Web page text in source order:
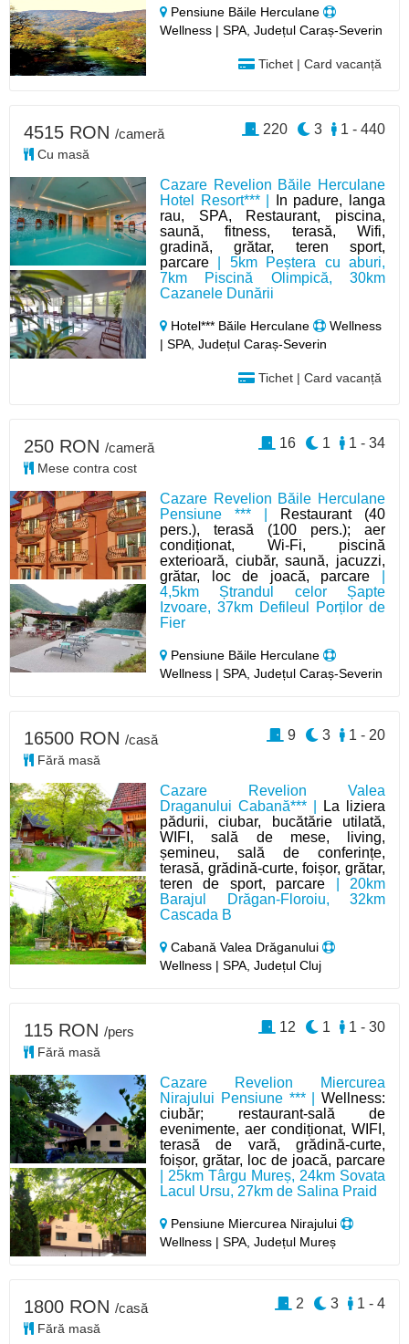
Pensiune Băile Herculane
Wellness | SPA, Județul Caraș-Severin
Tichet | Card vacanță
Cazare Revelion Băile Herculane
Hotel Resort*** |
In padure, langa
rau, SPA, Restaurant, piscina,
saună, fitness, terasă, Wifi,
gradină, grătar, teren sport,
parcare | 5km Peștera cu aburi,
7km Piscină Olimpică, 30km
Cazanele Dunării
Hotel*** Băile Herculane
Wellness
| SPA, Județul Caraș-Severin
Tichet | Card vacanță
4515 RON /cameră
Cu masă
1 - 440
3
220
Cazare Revelion Băile Herculane
Pensiune *** |
Restaurant (40
pers.), terasă (100 pers.); aer
condiționat, Wi-Fi, piscină
exterioară, ciubăr, saună, jacuzzi,
grătar, loc de joacă, parcare
4,5km Ștrandul celor Șapte
Izvoare, 37km Defileul Porților de
Fier
Pensiune Băile Herculane
Wellness | SPA, Județul Caraș-Severin
250 RON /cameră
Mese contra cost
1 - 34
1
16
Cazare Revelion Valea
Draganului Cabană*** |
La liziera
pădurii, ciubar, bucătărie utilată,
WIFI, sală de mese, living,
șemineu, sală de conferințe,
terasă, grădină-curte, foișor, grătar,
teren de sport, parcare | 20km
Barajul Drăgan-Floroiu, 32km
Cascada B
Cabană Valea Drăganului
Wellness | SPA, Județul Cluj
16500 RON /casă
Fără masă
1 - 20
3
9
Cazare Revelion Miercurea
Nirajului Pensiune *** | Wellness:
ciubăr; restaurant-sală de
evenimente, aer condiționat, WIFI,
terasă de vară, grădină-curte,
foișor, grătar, loc de joacă, parcare
| 25km Târgu Mureș, 24km Sovata
Lacul Ursu, 27km de Salina Praid
Pensiune Miercurea Nirajului
Wellness | SPA, Județul Mureș
115 RON /pers
Fără masă
1 - 30
1
12
1800 RON /casă
Fără masă
1 - 4
3
2